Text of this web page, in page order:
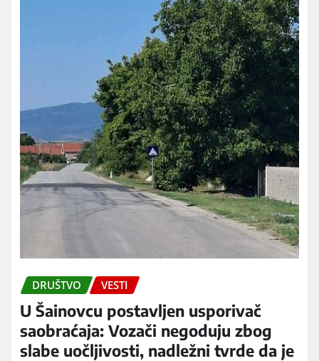
DRUŠTVO VESTI
U Šainovcu postavljen usporivač
saobraćaja: Vozači negoduju zbog
slabe uočljivosti, nadležni tvrde da je